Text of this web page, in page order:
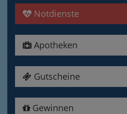
Notdienste
Apotheken
Gutscheine
Gewinnen